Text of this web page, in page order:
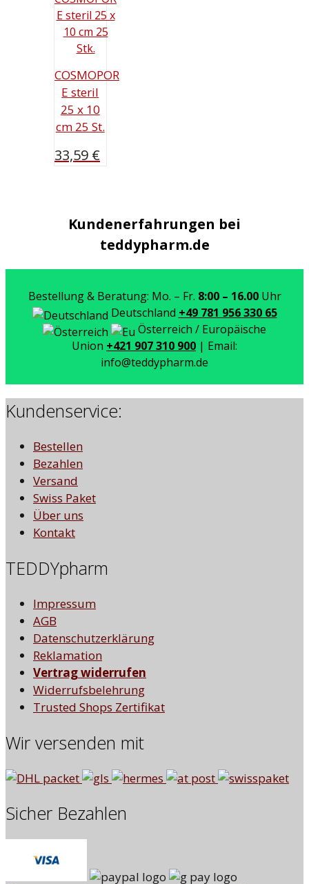
COSMOPOR
E steril
25 x 10
cm 25 St.
33,59 €
Kundenerfahrungen bei
teddypharm.de
Bestellung & Beratung: Mo. – Fr. 8:00 – 16.00Uhr
Deutschland +49 781 956 330 65
Österreich / Europäische
Union +421 907 310 900 | Email:
info@teddypharm.de
Kundenservice:
Bestellen
Bezahlen
Versand
Swiss Paket
Über uns
Kontakt
TEDDYpharm
Impressum
AGB
Datenschutzerklärung
Reklamation
Vertrag widerrufen
Widerrufsbelehrung
Trusted Shops Zertifikat
Wir versenden mit
Sicher Bezahlen